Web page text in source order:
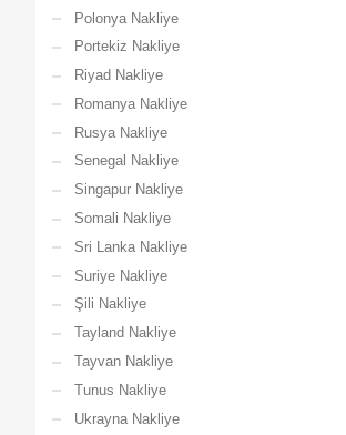
Polonya Nakliye
Portekiz Nakliye
Riyad Nakliye
Romanya Nakliye
Rusya Nakliye
Senegal Nakliye
Singapur Nakliye
Somali Nakliye
Sri Lanka Nakliye
Suriye Nakliye
Şili Nakliye
Tayland Nakliye
Tayvan Nakliye
Tunus Nakliye
Ukrayna Nakliye